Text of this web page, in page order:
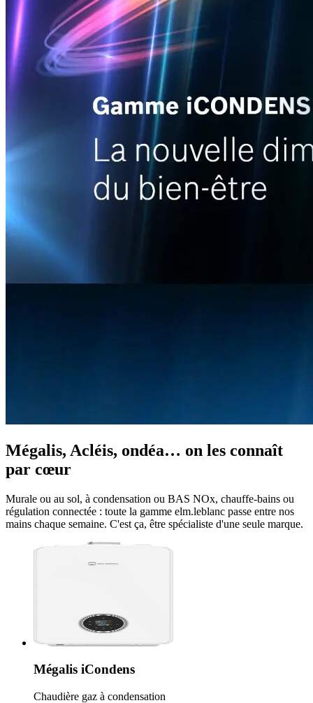
Mégalis, Acléis, ondéa… on les connaît
par cœur
Murale ou au sol, à condensation ou BAS NOx, chauffe-bains ou
régulation connectée : toute la gamme elm.leblanc passe entre nos
mains chaque semaine. C'est ça, être spécialiste d'une seule marque.
Mégalis iCondens
Chaudière gaz à condensation